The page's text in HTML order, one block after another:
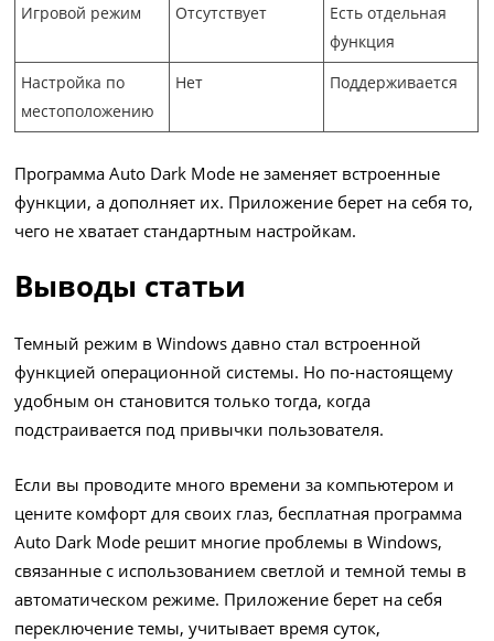
Игровой режим
Отсутствует
Есть отдельная
функция
Настройка по
местоположению
Нет Поддерживается
Программа Auto Dark Mode не заменяет встроенные
функции, а дополняет их. Приложение берет на себя то,
чего не хватает стандартным настройкам.
Выводы статьи
Темный режим в Windows давно стал встроенной
функцией операционной системы. Но по-настоящему
удобным он становится только тогда, когда
подстраивается под привычки пользователя.
Если вы проводите много времени за компьютером и
цените комфорт для своих глаз, бесплатная программа
Auto Dark Mode решит многие проблемы в Windows,
связанные с использованием светлой и темной темы в
автоматическом режиме. Приложение берет на себя
переключение темы, учитывает время суток,